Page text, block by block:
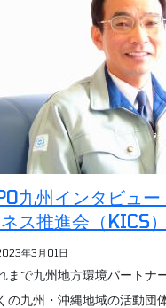
九州インタビュ
ス推進会（KICS
年3月01日
まで九州地方環境パートナ
の九州・沖縄地域の活動団